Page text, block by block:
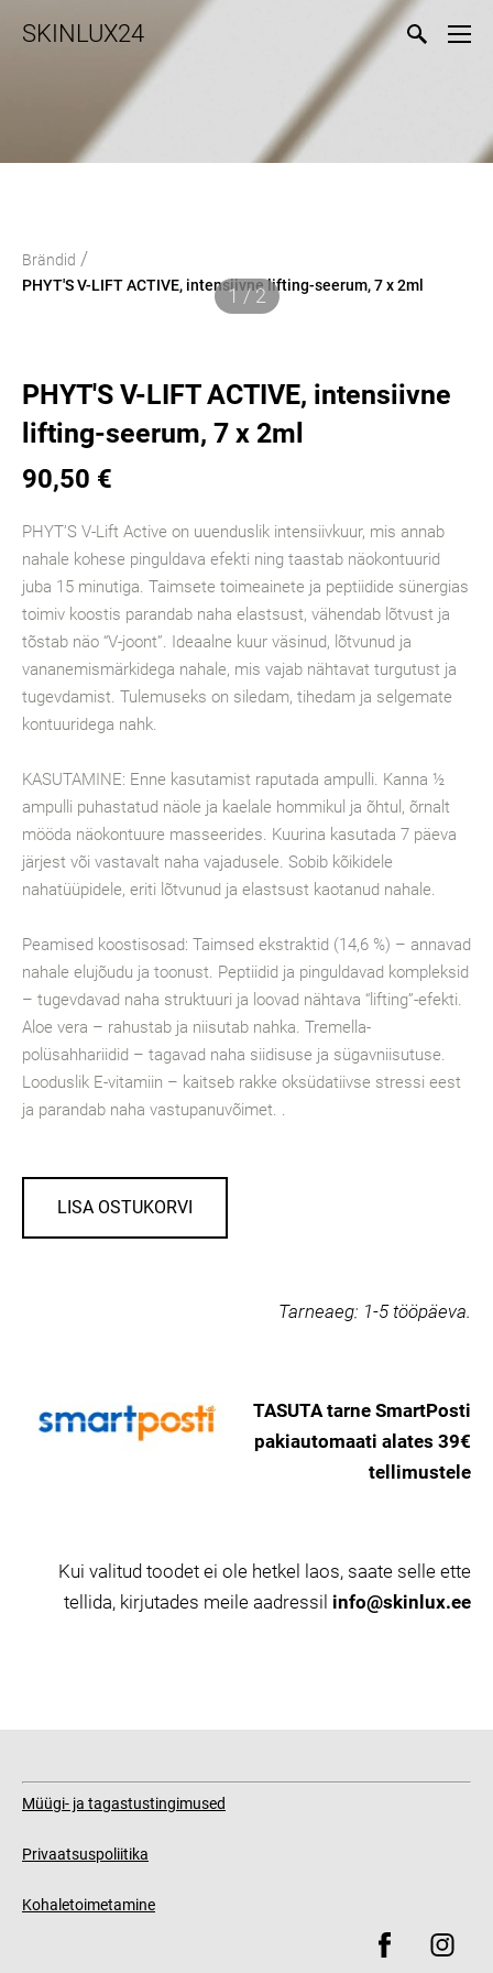
SKINLUX24
Brändid /
PHYT'S V-LIFT ACTIVE, intensiivne lifting-seerum, 7 x 2ml
1 / 2
PHYT'S V-LIFT ACTIVE, intensiivne
lifting-seerum, 7 x 2ml
90,50 €
PHYT’S V-Lift Active on uuenduslik intensiivkuur, mis annab
nahale kohese pinguldava efekti ning taastab näokontuurid
juba 15 minutiga. Taimsete toimeainete ja peptiidide sünergias
toimiv koostis parandab naha elastsust, vähendab lõtvust ja
tõstab näo “V-joont”. Ideaalne kuur väsinud, lõtvunud ja
vananemismärkidega nahale, mis vajab nähtavat turgutust ja
tugevdamist. Tulemuseks on siledam, tihedam ja selgemate
kontuuridega nahk.
KASUTAMINE: Enne kasutamist raputada ampulli. Kanna ½
ampulli puhastatud näole ja kaelale hommikul ja õhtul, õrnalt
mööda näokontuure masseerides. Kuurina kasutada 7 päeva
järjest või vastavalt naha vajadusele. Sobib kõikidele
nahatüüpidele, eriti lõtvunud ja elastsust kaotanud nahale.
Peamised koostisosad: Taimsed ekstraktid (14,6 %) – annavad
nahale elujõudu ja toonust. Peptiidid ja pinguldavad kompleksid
– tugevdavad naha struktuuri ja loovad nähtava “lifting”-efekti.
Aloe vera – rahustab ja niisutab nahka. Tremella-
polüsahhariidid – tagavad naha siidisuse ja sügavniisutuse.
Looduslik E-vitamiin – kaitseb rakke oksüdatiivse stressi eest
ja parandab naha vastupanuvõimet. .
LISA OSTUKORVI
Tarneaeg: 1-5 tööpäeva.
TASUTA tarne SmartPosti
pakiautomaati alates 39€
tellimustele
Kui valitud toodet ei ole hetkel laos, saate selle ette
tellida, kirjutades meile aadressil info@skinlux.ee
Müügi- ja tagastustingimused
Privaatsuspoliitika
Kohaletoimetamine